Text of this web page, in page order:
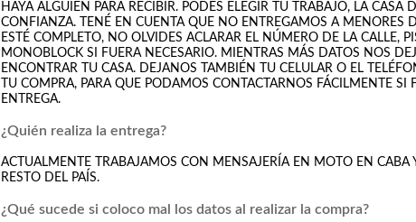
HAYA ALGUIEN PARA RECIBIR. PODÉS ELEGIR TU TRABAJO, LA
CONFIANZA. TENÉ EN CUENTA QUE NO ENTREGAMOS A MENORES
ESTÉ COMPLETO, NO OLVIDES ACLARAR EL NÚMERO DE LA CALLE,
MONOBLOCK SI FUERA NECESARIO. MIENTRAS MÁS DATOS NOS
ENCONTRAR TU CASA. DEJANOS TAMBIÉN TU CELULAR O EL
TU COMPRA, PARA QUE PODAMOS CONTACTARNOS FÁCILMENTE
ENTREGA.
¿Quién realiza la entrega?
ACTUALMENTE TRABAJAMOS CON MENSAJERÍA EN MOTO EN CABA
RESTO DEL PAÍS.
¿Qué sucede si coloco mal los datos al realizar la compra?